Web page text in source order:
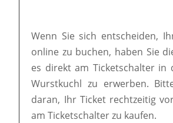
Wenn Sie sich entscheiden,
online zu buchen, haben Sie
es direkt am Ticketschalter in
Wurstkuchl zu erwerben.
daran, Ihr Ticket rechtzeitig
am Ticketschalter zu kaufen.